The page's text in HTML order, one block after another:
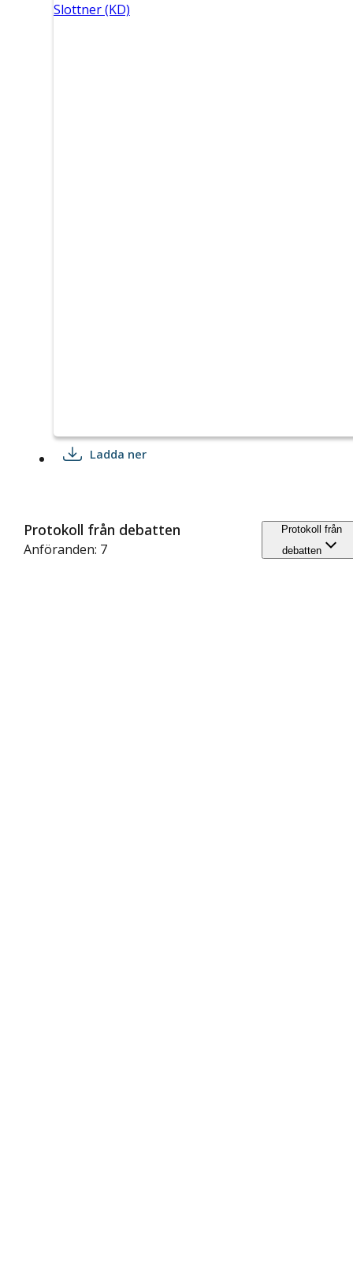
Slottner (KD)
Ladda ner
Protokoll från debatten
Anföranden: 7
Protokoll från
debatten